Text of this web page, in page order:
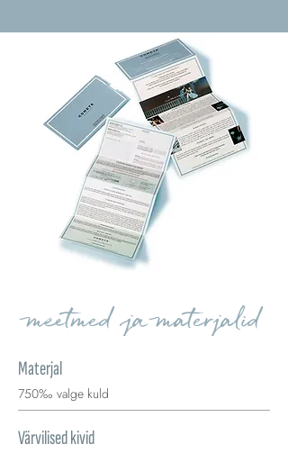
meetmed ja materjalid
Materjal
750‰ valge kuld
Värvilised kivid